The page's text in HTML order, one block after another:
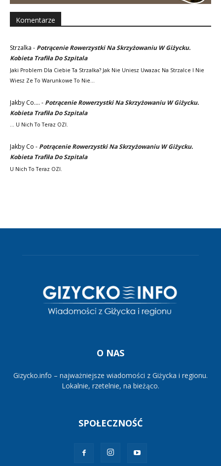
Komentarze
Strzalka - Potrącenie Rowerzystki Na Skrzyżowaniu W Giżycku.
Kobieta Trafiła Do Szpitala
Jaki Problem Dla Ciebie Ta Strzalka? Jak Nie Uniesz Uwazac Na Strzalce I Nie
Wiesz Ze To Warunkowe To Nie…
Jakby Co.... - Potrącenie Rowerzystki Na Skrzyżowaniu W Giżycku.
Kobieta Trafiła Do Szpitala
... U Nich To Teraz OZI.
Jakby Co - Potrącenie Rowerzystki Na Skrzyżowaniu W Giżycku.
Kobieta Trafiła Do Szpitala
U Nich To Teraz OZI.
O NAS
Gizycko.info – najważniejsze wiadomości z Giżycka i regionu.
Lokalnie, rzetelnie, na bieżąco.
SPOŁECZNOŚĆ